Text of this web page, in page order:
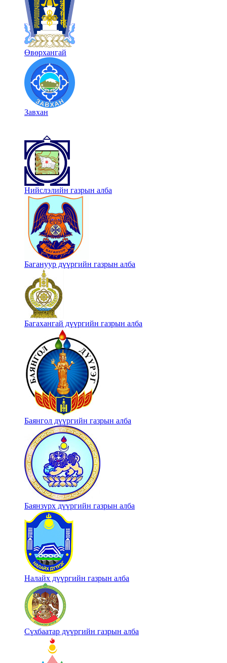
Өвөрхангай
Завхан
Нийслэлийн газрын алба
Багануур дүүргийн газрын алба
Багахангай дүүргийн газрын алба
Баянгол дүүргийн газрын алба
Баянзүрх дүүргийн газрын алба
Налайх дүүргийн газрын алба
Сүхбаатар дүүргийн газрын алба